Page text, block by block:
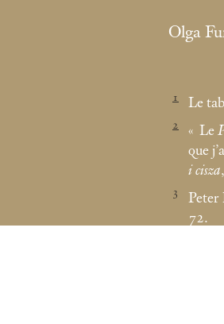
Olga
1 Le
2 « Le
que
i cisza
3 Peter
72.